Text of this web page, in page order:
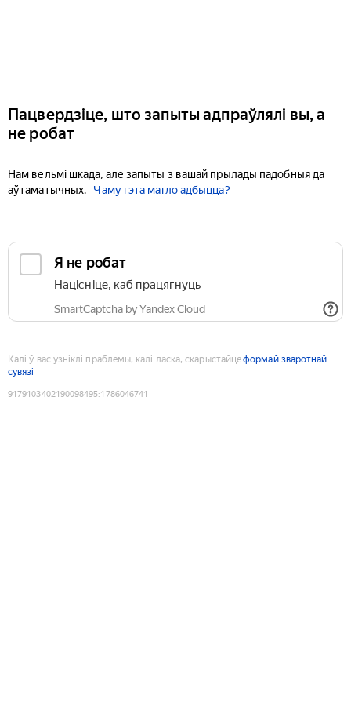
Пацвердзіце, што запыты адпраўлялі вы, а
не робат
Нам вельмі шкада, але запыты з вашай прылады падобныя да
аўтаматычных.
Чаму гэта магло адбыцца?
Я не робат
Націсніце, каб працягнуць
SmartCaptcha by Yandex Cloud
Калі ў вас узніклі праблемы, калі ласка, скарыстайцеформай зваротнай
сувязі
9179103402190098495:1786046741